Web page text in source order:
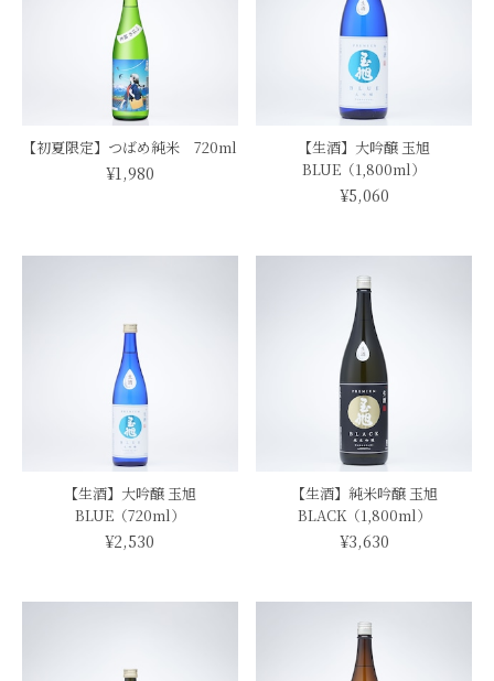
【初夏限定】つばめ純米 720ml
¥1,980
【生酒】大吟醸 玉旭
BLUE（1,800ml）
¥5,060
【生酒】大吟醸 玉旭
BLUE（720ml）
¥2,530
【生酒】純米吟醸 玉旭
BLACK（1,800ml）
¥3,630